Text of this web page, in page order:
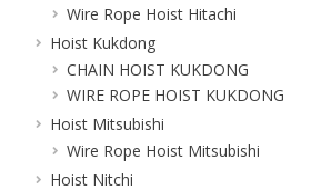
Wire Rope Hoist Hitachi
Hoist Kukdong
CHAIN HOIST KUKDONG
WIRE ROPE HOIST KUKDONG
Hoist Mitsubishi
Wire Rope Hoist Mitsubishi
Hoist Nitchi